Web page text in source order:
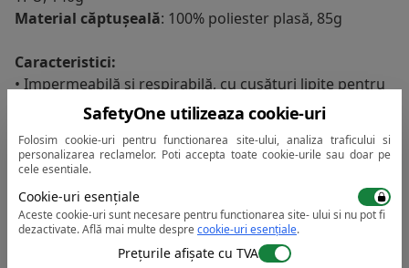
Material căptușeală: 100% poliester plasă, 85g
Caracteristici:
• Impermeabilă și respirabilă, cu cusături lipite pentru
a preveni pătrunderea apei
• Ideală pentru îmbrăcăminte corporate și
personalizări
• Fermoare de ventilare la subraț pentru o
respirabilitate suplimentară
• Glugă ergonomică pentru o potrivire perfectă
• Mâneci preformate pentru libertate de mișcare
SafetyOne utilizeaza cookie-uri
Folosim cookie-uri pentru functionarea site-ului, analiza traficului si
personalizarea reclamelor. Poti accepta toate cookie-urile sau doar pe
cele esentiale.
Cookie-uri esențiale
Aceste cookie-uri sunt necesare pentru functionarea site- ului si nu pot fi
dezactivate.Află mai multe desprecookie-uri esențiale.
Prețurile afișate cu TVA